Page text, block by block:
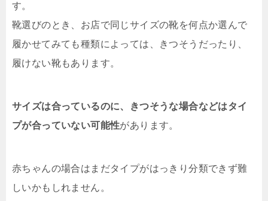
す。
靴選びのとき、お店で同じサイズの靴を何点か選んで
履かせてみても種類によっては、きつそうだったり、
履けない靴もあります。
サイズは合っているのに、きつそうな場合などはタイ
プが合っていない可能性があります。
赤ちゃんの場合はまだタイプがはっきり分類できず難
しいかもしれません。